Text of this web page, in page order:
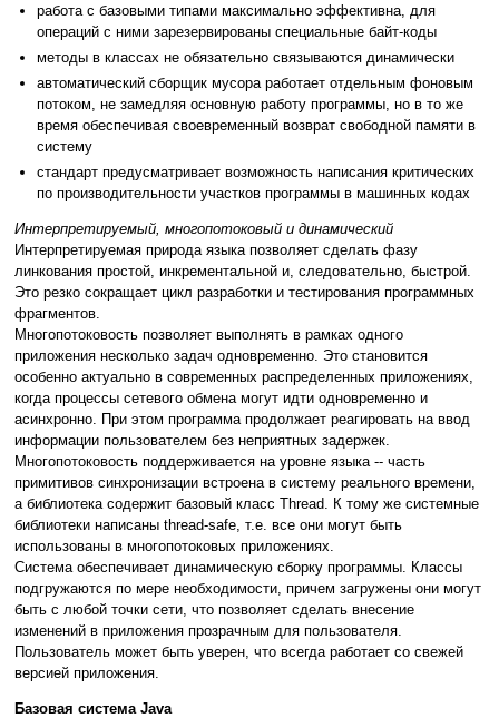
работа с базовыми типами максимально эффективна, для
операций с ними зарезервированы специальные байт-коды
методы в классах не обязательно связываются динамически
автоматический сборщик мусора работает отдельным фоновым
потоком, не замедляя основную работу программы, но в то же
время обеспечивая своевременный возврат свободной памяти в
систему
стандарт предусматривает возможность написания критических
по производительности участков программы в машинных кодах
Интерпретируемый, многопотоковый и динамический
Интерпретируемая природа языка позволяет сделать фазу
линкования простой, инкрементальной и, следовательно, быстрой.
Это резко сокращает цикл разработки и тестирования программных
фрагментов.
Многопотоковость позволяет выполнять в рамках одного
приложения несколько задач одновременно. Это становится
особенно актуально в современных распределенных приложениях,
когда процессы сетевого обмена могут идти одновременно и
асинхронно. При этом программа продолжает реагировать на ввод
информации пользователем без неприятных задержек.
Многопотоковость поддерживается на уровне языка -- часть
примитивов синхронизации встроена в систему реального времени,
а библиотека содержит базовый класс Thread. К тому же системные
библиотеки написаны thread-safe, т.е. все они могут быть
использованы в многопотоковых приложениях.
Система обеспечивает динамическую сборку программы. Классы
подгружаются по мере необходимости, причем загружены они могут
быть с любой точки сети, что позволяет сделать внесение
изменений в приложения прозрачным для пользователя.
Пользователь может быть уверен, что всегда работает со свежей
версией приложения.
Базовая система Java